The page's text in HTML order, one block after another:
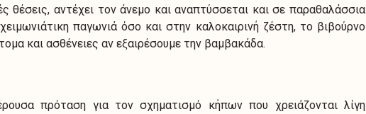
θέσεις, αντέχει τον άνεμο και αναπτύσσεται και σε παραθαλάσσια
παγωνιά όσο και στην καλοκαιρινή ζέστη, το βιβούρνο
και ασθένειες αν εξαιρέσουμε την βαμβακάδα.
πρόταση για τον σχηματισμό κήπων που χρειάζονται λίγη